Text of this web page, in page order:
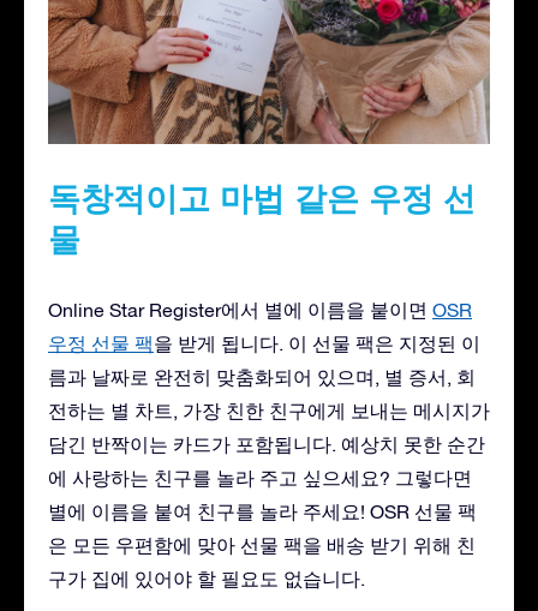
독창적이고 마법 같은 우정 선
물
Online Star Register에서 별에 이름을 붙이면 OSR
우정 선물 팩을 받게 됩니다. 이 선물 팩은 지정된 이
름과 날짜로 완전히 맞춤화되어 있으며, 별 증서, 회
전하는 별 차트, 가장 친한 친구에게 보내는 메시지가
담긴 반짝이는 카드가 포함됩니다. 예상치 못한 순간
에 사랑하는 친구를 놀라 주고 싶으세요? 그렇다면
별에 이름을 붙여 친구를 놀라 주세요! OSR 선물 팩
은 모든 우편함에 맞아 선물 팩을 배송 받기 위해 친
구가 집에 있어야 할 필요도 없습니다.